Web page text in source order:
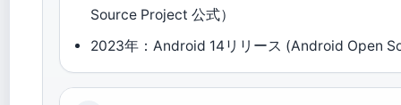
Source Project 公式）
2023年：Android 14リリース (Android Open